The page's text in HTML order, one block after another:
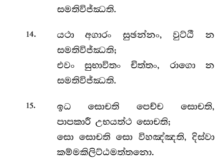
සමතිවිජ්ඣති.
14. යථාඅගාරං සුඡන්නං, වුට්ඨී න
සමතිවිජ්ඣති;
එවං සුභාවිතං චිත්තං, රාගො න
සමතිවිජ්ඣති.
15. ඉධසොචති පෙච්ච සොචති,
පාපකාරී උභයත්ථ සොචති;
සො සොචති සො විහඤ්ඤති, දිස්වා
කම්මකිලිට්ඨමත්තනො.